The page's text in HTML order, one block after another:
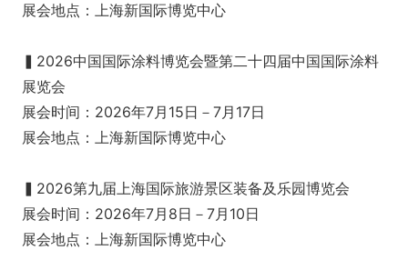
展会地点：上海新国际博览中心
▍2026中国国际涂料博览会暨第二十四届中国国际涂料
展览会
展会时间：2026年7月15日－7月17日
展会地点：上海新国际博览中心
▍2026第九届上海国际旅游景区装备及乐园博览会
展会时间：2026年7月8日－7月10日
展会地点：上海新国际博览中心